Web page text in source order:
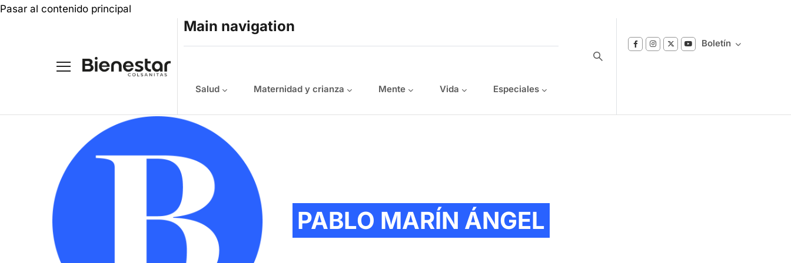
Pasar al contenido principal
Main navigation
Salud Maternidad y crianza Mente Vida Especiales
Boletín
PABLO MARÍN ÁNGEL